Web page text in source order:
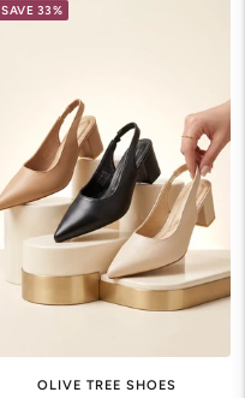
SAVE 33%
OLIVE TREE SHOES